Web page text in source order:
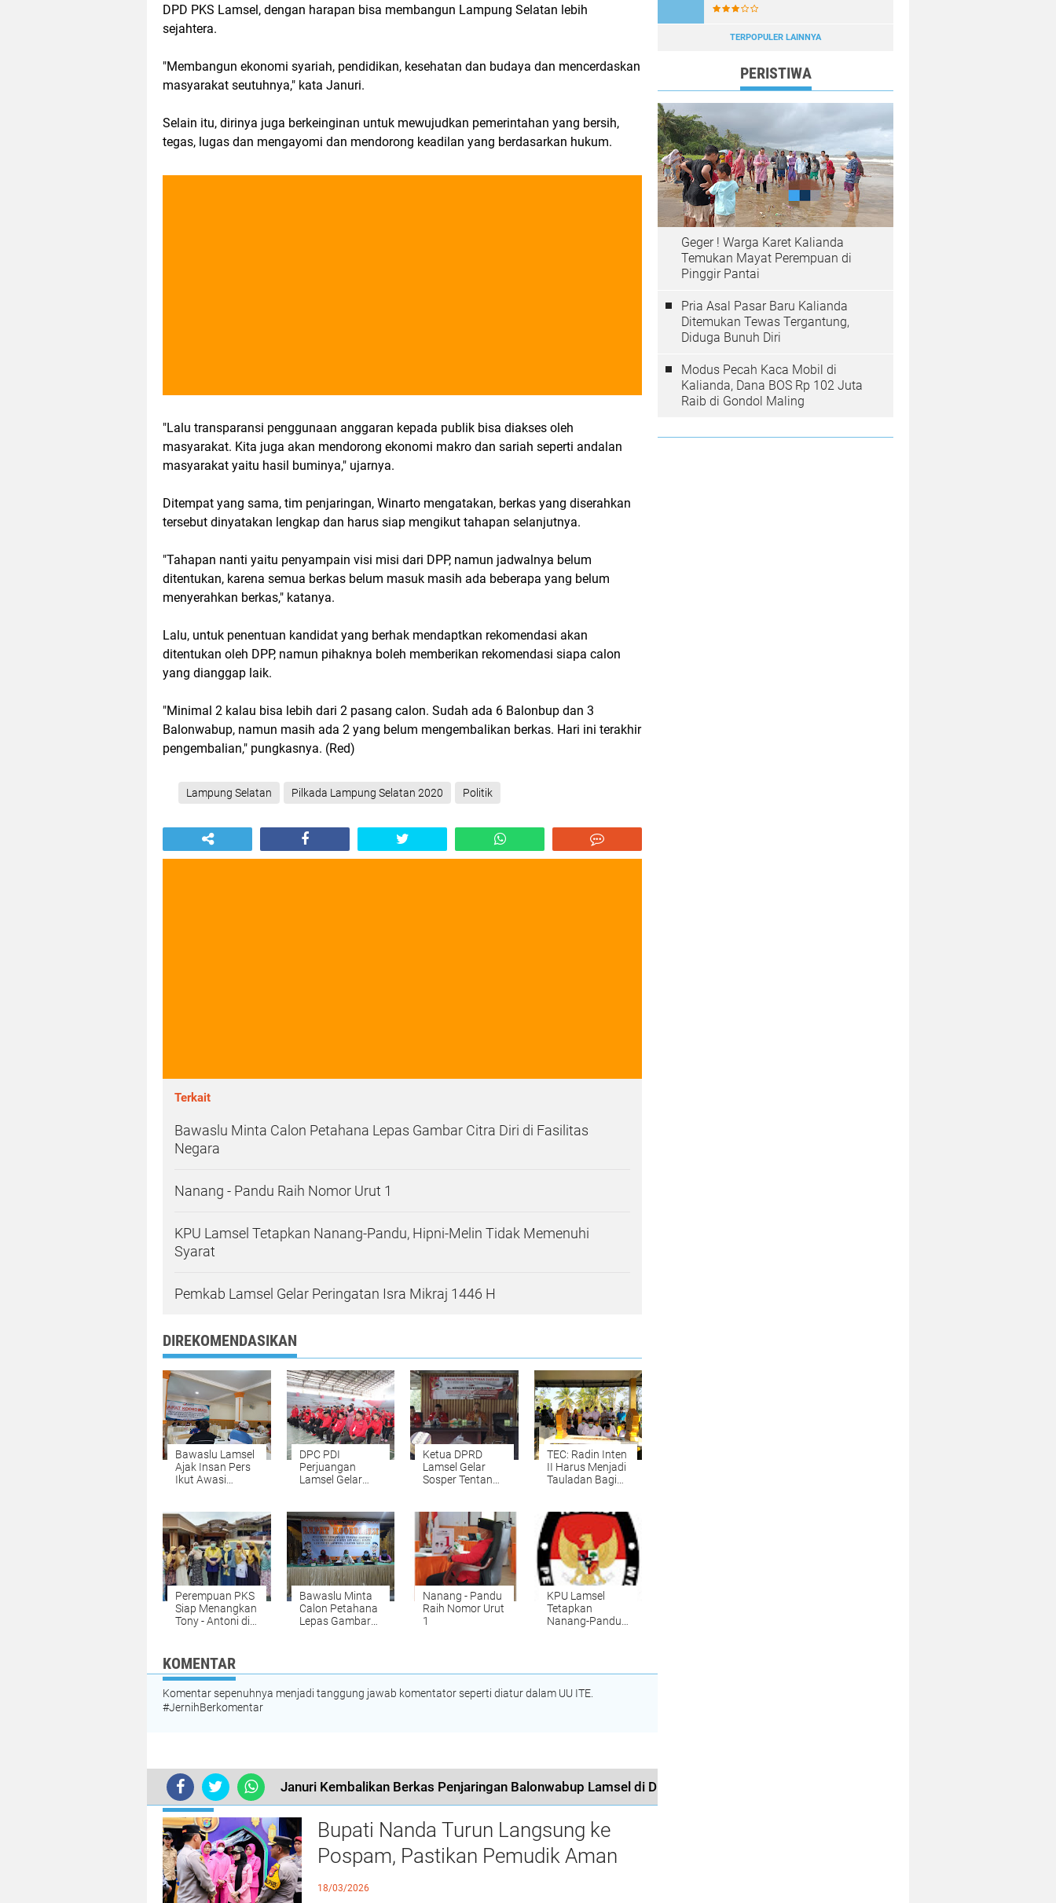
DPD PKS Lamsel, dengan harapan bisa membangun Lampung Selatan lebih
sejahtera.
"Membangun ekonomi syariah, pendidikan, kesehatan dan budaya dan mencerdaskan
masyarakat seutuhnya," kata Januri.
Selain itu, dirinya juga berkeinginan untuk mewujudkan pemerintahan yang bersih,
tegas, lugas dan mengayomi dan mendorong keadilan yang berdasarkan hukum.
"Lalu transparansi penggunaan anggaran kepada publik bisa diakses oleh
masyarakat. Kita juga akan mendorong ekonomi makro dan sariah seperti andalan
masyarakat yaitu hasil buminya," ujarnya.
Ditempat yang sama, tim penjaringan, Winarto mengatakan, berkas yang diserahkan
tersebut dinyatakan lengkap dan harus siap mengikut tahapan selanjutnya.
"Tahapan nanti yaitu penyampain visi misi dari DPP, namun jadwalnya belum
ditentukan, karena semua berkas belum masuk masih ada beberapa yang belum
menyerahkan berkas," katanya.
Lalu, untuk penentuan kandidat yang berhak mendaptkan rekomendasi akan
ditentukan oleh DPP, namun pihaknya boleh memberikan rekomendasi siapa calon
yang dianggap laik.
"Minimal 2 kalau bisa lebih dari 2 pasang calon. Sudah ada 6 Balonbup dan 3
Balonwabup, namun masih ada 2 yang belum mengembalikan berkas. Hari ini terakhir
pengembalian," pungkasnya. (Red)
Lampung Selatan Pilkada Lampung Selatan 2020 Politik
Terkait
Bawaslu Minta Calon Petahana Lepas Gambar Citra Diri di Fasilitas
Negara
Nanang - Pandu Raih Nomor Urut 1
KPU Lamsel Tetapkan Nanang-Pandu, Hipni-Melin Tidak Memenuhi
Syarat
Pemkab Lamsel Gelar Peringatan Isra Mikraj 1446 H
DIREKOMENDASIKAN
Bawaslu Lamsel
Ajak Insan Pers
Ikut Awasi
DPC PDI
Perjuangan
Lamsel Gelar
Daerah
Ketua DPRD
Lamsel Gelar
Sosper Tentang
TEC: Radin Inten
II Harus Menjadi
Tauladan Bagi
Perempuan PKS
Siap Menangkan
Tony - Antoni di
Bawaslu Minta
Calon Petahana
Lepas Gambar
Nanang - Pandu
Raih Nomor Urut
1
KPU Lamsel
Tetapkan
Nanang-Pandu,
KOMENTAR
Komentar sepenuhnya menjadi tanggung jawab komentator seperti diatur dalam UU ITE.
#JernihBerkomentar
Januri Kembalikan Berkas Penjaringan Balonwabup Lamsel di DPD PKS
TERKINI
Bupati Nanda Turun Langsung ke
Pospam, Pastikan Pemudik Aman
dan Nyaman Melintas di Pesawaran
18/03/2026
TERPOPULER LAINNYA
PERISTIWA
Geger ! Warga Karet Kalianda
Temukan Mayat Perempuan di
Pinggir Pantai
Pria Asal Pasar Baru Kalianda
Ditemukan Tewas Tergantung,
Diduga Bunuh Diri
Modus Pecah Kaca Mobil di
Kalianda, Dana BOS Rp 102 Juta
Raib di Gondol Maling